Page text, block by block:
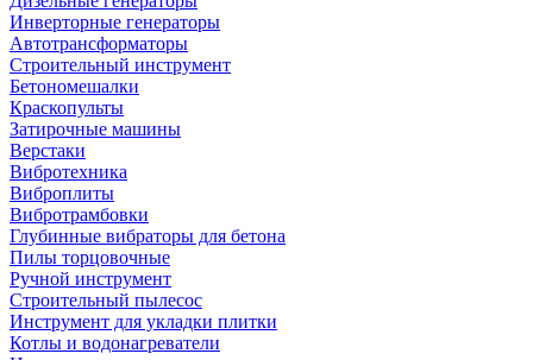
Инверторные генераторы
Автотрансформаторы
Строительный инструмент
Бетономешалки
Краскопульты
Затирочные машины
Верстаки
Вибротехника
Виброплиты
Вибротрамбовки
Глубинные вибраторы для бетона
Пилы торцовочные
Ручной инструмент
Строительный пылесос
Инструмент для укладки плитки
Котлы и водонагреватели